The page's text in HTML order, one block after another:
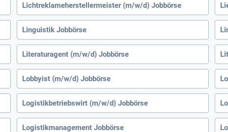
Lichtreklameherstellermeister (m/w/d) Jobbörse
Linguistik Jobbörse
Literaturagent (m/w/d) Jobbörse
Lobbyist (m/w/d) Jobbörse
Logistikbetriebswirt (m/w/d) Jobbörse
Logistikmanagement Jobbörse